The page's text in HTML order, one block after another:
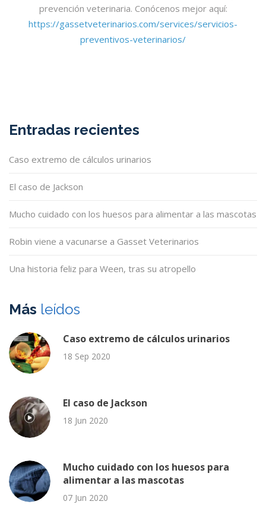
prevención veterinaria. Conócenos mejor aquí:
https://gassetveterinarios.com/services/servicios-
preventivos-veterinarios/
Entradas recientes
Caso extremo de cálculos urinarios
El caso de Jackson
Mucho cuidado con los huesos para alimentar a las mascotas
Robin viene a vacunarse a Gasset Veterinarios
Una historia feliz para Ween, tras su atropello
Más leídos
Caso extremo de cálculos urinarios
18 Sep 2020
El caso de Jackson
18 Jun 2020
Mucho cuidado con los huesos para
alimentar a las mascotas
07 Jun 2020